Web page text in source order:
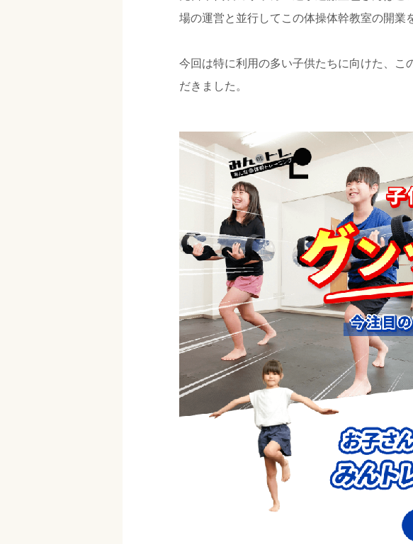
場の運営と並行してこの体操体幹教室の開業
今回は特に利用の多い子供たちに向けた、こ
だきました。